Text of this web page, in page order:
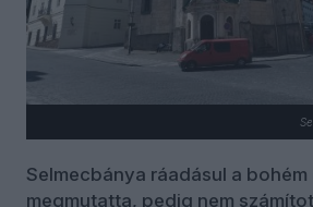
Selmecbánya ráadásul a
megmutatta, pedig nem